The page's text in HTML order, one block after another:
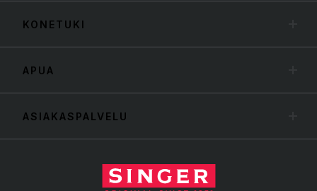
KONETUKI
APUA
ASIAKASPALVELU